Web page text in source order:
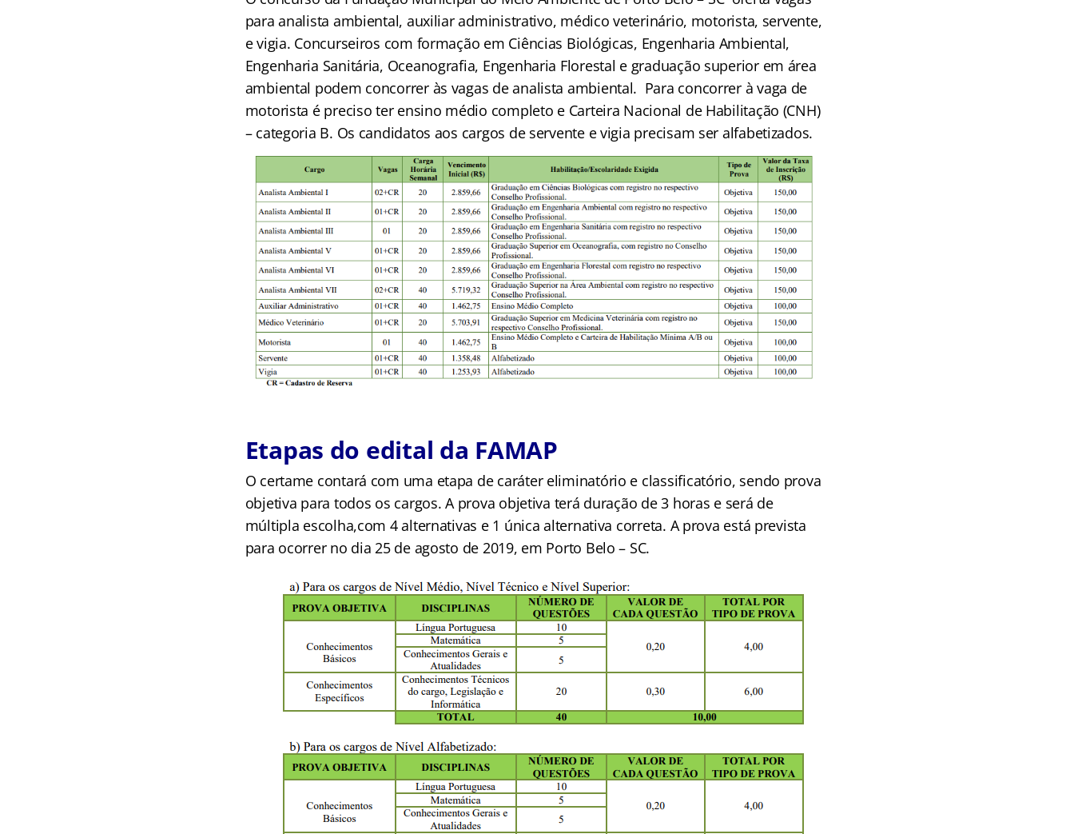
para analista ambiental, auxiliar administrativo, médico veterinário, motorista, servente,
e vigia. Concurseiros com formação em Ciências Biológicas, Engenharia Ambiental,
Engenharia Sanitária, Oceanografia, Engenharia Florestal e graduação superior em área
ambiental podem concorrer às vagas de analista ambiental. Para concorrer à vaga de
motorista é preciso ter ensino médio completo e Carteira Nacional de Habilitação (CNH)
– categoria B. Os candidatos aos cargos de servente e vigia precisam ser alfabetizados.
Etapas do edital da FAMAP
O certame contará com uma etapa de caráter eliminatório e classificatório, sendo prova
objetiva para todos os cargos. A prova objetiva terá duração de 3 horas e será de
múltipla escolha,com 4 alternativas e 1 única alternativa correta. A prova está prevista
para ocorrer no dia 25 de agosto de 2019, em Porto Belo – SC.